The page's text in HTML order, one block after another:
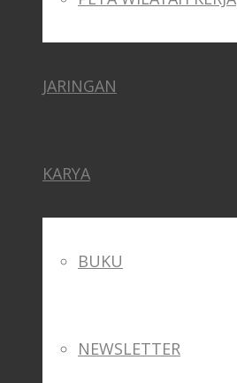
JARINGAN
KARYA
BUKU
NEWSLETTER